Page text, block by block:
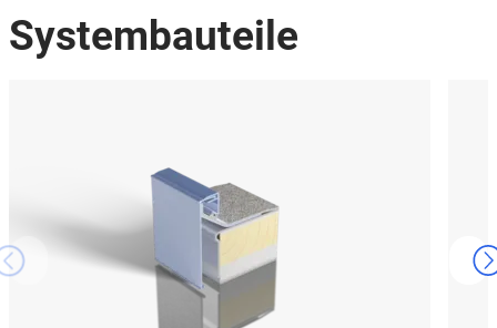
Systembauteile